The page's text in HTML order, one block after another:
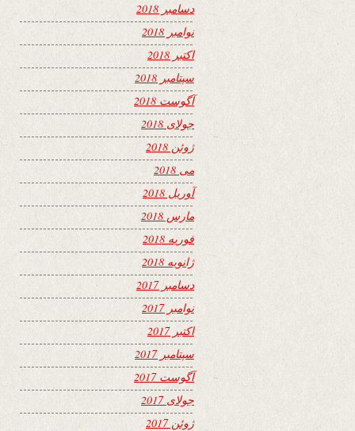
دسامبر 2018
نوامبر 2018
اکتبر 2018
سپتامبر 2018
آگوست 2018
جولای 2018
ژوئن 2018
می 2018
آوریل 2018
مارس 2018
فوریه 2018
ژانویه 2018
دسامبر 2017
نوامبر 2017
اکتبر 2017
سپتامبر 2017
آگوست 2017
جولای 2017
ژوئن 2017